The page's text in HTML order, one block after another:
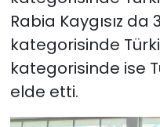
Rabia Kaygısız
kategorisinde
kategorisinde ise
elde etti.